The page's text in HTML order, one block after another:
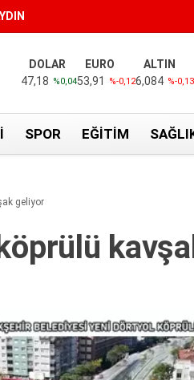
DOLAR
47,18 %0,04
EURO
53,91
%-0,12
ALTIN
6,084 %-0,13
SPOR EĞITIM
geliyor